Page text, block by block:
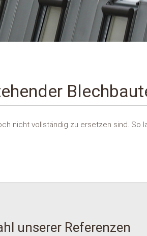
nicht vollständig zu ersetzen sind. So
unserer Referenzen